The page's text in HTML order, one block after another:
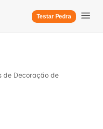
Testar Pedra
de Decoração de